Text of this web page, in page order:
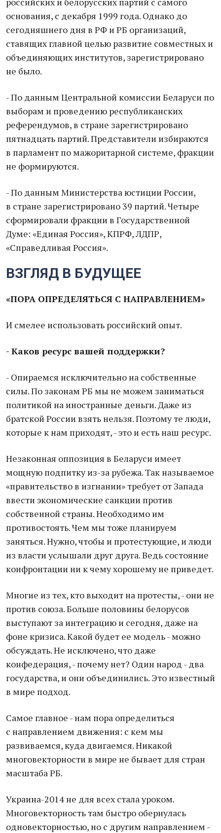
основания, с декабря 1999 года. Однако до
сегодняшнего дня в РФ и РБ организаций,
ставящих главной целью развитие совместных и
объединяющих институтов, зарегистрировано
не было.
- По данным Центральной комиссии Беларуси по
выборам и проведению республиканских
референдумов, в стране зарегистрировано
пятнадцать партий. Представители избираются
в парламент по мажоритарной системе, фракции
не формируются.
- По данным Министерства юстиции России,
в стране зарегистрировано 39 партий. Четыре
сформировали фракции в Государственной
Думе: «Единая Россия», КПРФ, ЛДПР,
«Справедливая Россия».
ВЗГЛЯД В БУДУЩЕЕ
«ПОРА ОПРЕДЕЛЯТЬСЯ С НАПРАВЛЕНИЕМ»
И смелее использовать российский опыт.
- Каков ресурс вашей поддержки?
- Опираемся исключительно на собственные
силы. По законам РБ мы не можем заниматься
политикой на иностранные деньги. Даже из
братской России взять нельзя. Поэтому те люди,
которые к нам приходят, - это и есть наш ресурс.
Незаконная оппозиция в Беларуси имеет
мощную подпитку из-за рубежа. Так называемое
«правительство в изгнании» требует от Запада
ввести экономические санкции против
собственной страны. Необходимо им
противостоять. Чем мы тоже планируем
заняться. Нужно, чтобы и протестующие, и люди
из власти услышали друг друга. Ведь состояние
конфронтации ни к чему хорошему не приведет.
Многие из тех, кто выходит на протесты, - они не
против союза. Больше половины белорусов
выступают за интеграцию и сегодня, даже на
фоне кризиса. Какой будет ее модель - можно
обсуждать. Не исключено, что даже
конфедерация, - почему нет? Один народ - два
государства, и они объединились. Это известный
в мире подход.
Самое главное - нам пора определиться
с направлением движения: с кем мы
развиваемся, куда двигаемся. Никакой
многовекторности в мире не бывает для стран
масштаба РБ.
Украина-2014 не для всех стала уроком.
Многовекторность там быстро обернулась
одновекторностью, но с другим направлением -